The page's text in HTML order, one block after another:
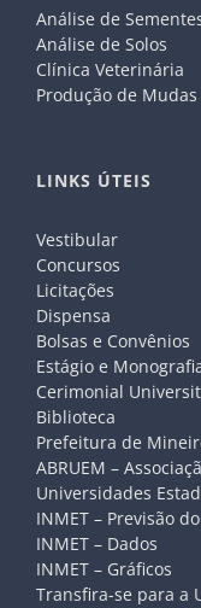
Análise de
Análise de Solos
Clínica Veterinária
Produção de Mudas
LINKS ÚTEIS
Vestibular
Concursos
Licitações
Dispensa
Bolsas e Convênios
Estágio e
Cerimonial
Biblioteca
Prefeitura de
ABRUEM –
Universidades
INMET – Previsão
INMET – Dados
INMET – Gráficos
Transfira-se para a